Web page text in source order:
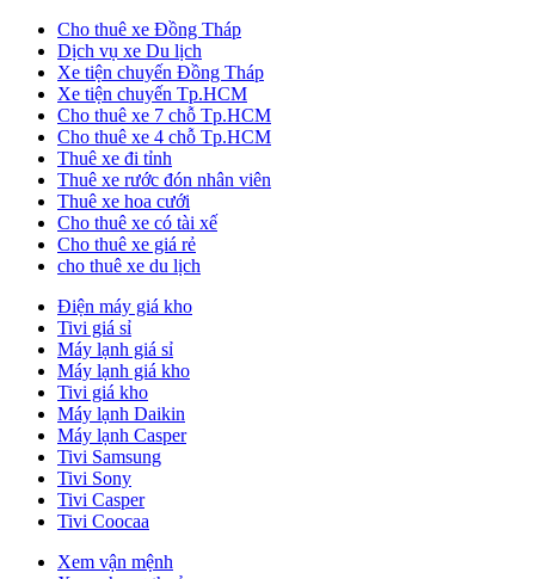
Cho thuê xe Đồng Tháp
Dịch vụ xe Du lịch
Xe tiện chuyến Đồng Tháp
Xe tiện chuyến Tp.HCM
Cho thuê xe 7 chỗ Tp.HCM
Cho thuê xe 4 chỗ Tp.HCM
Thuê xe đi tỉnh
Thuê xe rước đón nhân viên
Thuê xe hoa cưới
Cho thuê xe có tài xế
Cho thuê xe giá rẻ
cho thuê xe du lịch
Điện máy giá kho
Tivi giá sỉ
Máy lạnh giá sỉ
Máy lạnh giá kho
Tivi giá kho
Máy lạnh Daikin
Máy lạnh Casper
Tivi Samsung
Tivi Sony
Tivi Casper
Tivi Coocaa
Xem vận mệnh